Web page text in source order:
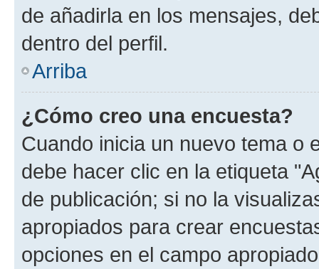
de añadirla en los mensajes,
dentro del perfil.
Arriba
¿Cómo creo una encuesta?
Cuando inicia un nuevo tema o
debe hacer clic en la etiqueta
de publicación; si no la
apropiados para crear
opciones en el campo